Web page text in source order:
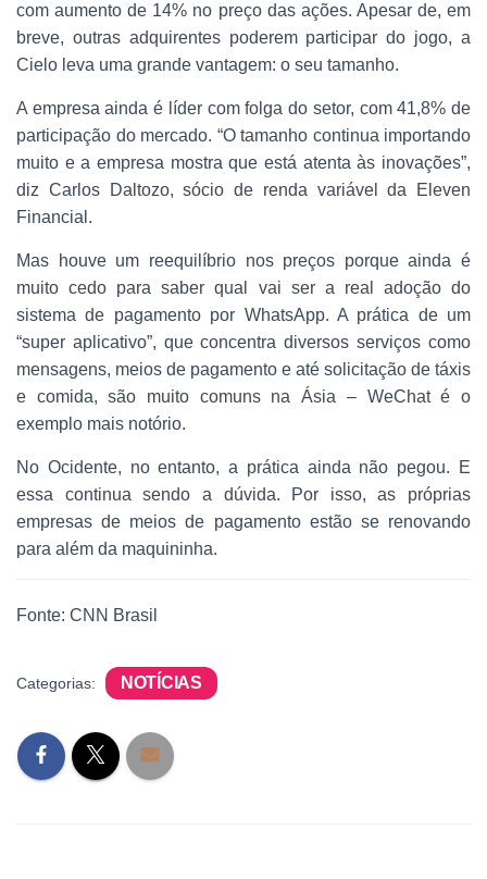
com aumento de 14% no preço das ações. Apesar de, em
breve, outras adquirentes poderem participar do jogo, a
Cielo leva uma grande vantagem: o seu tamanho.
A empresa ainda é líder com folga do setor, com 41,8% de
participação do mercado. “O tamanho continua importando
muito e a empresa mostra que está atenta às inovações”,
diz Carlos Daltozo, sócio de renda variável da Eleven
Financial.
Mas houve um reequilíbrio nos preços porque ainda é
muito cedo para saber qual vai ser a real adoção do
sistema de pagamento por WhatsApp. A prática de um
“super aplicativo”, que concentra diversos serviços como
mensagens, meios de pagamento e até solicitação de táxis
e comida, são muito comuns na Ásia – WeChat é o
exemplo mais notório.
No Ocidente, no entanto, a prática ainda não pegou. E
essa continua sendo a dúvida. Por isso, as próprias
empresas de meios de pagamento estão se renovando
para além da maquininha.
Fonte: CNN Brasil
Categorias: NOTÍCIAS